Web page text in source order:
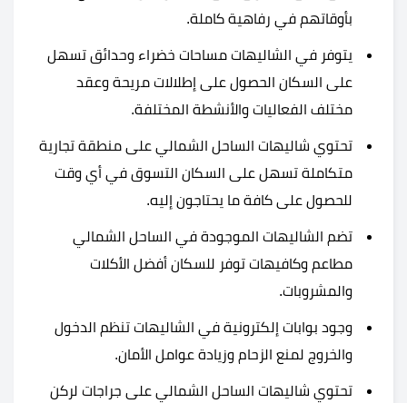
بأوقاتهم في رفاهية كاملة.
يتوفر في الشاليهات مساحات خضراء وحدائق تسهل
على السكان الحصول على إطلالات مريحة وعقد
مختلف الفعاليات والأنشطة المختلفة.
تحتوي شاليهات الساحل الشمالي على منطقة تجارية
متكاملة تسهل على السكان التسوق في أي وقت
للحصول على كافة ما يحتاجون إليه.
تضم الشاليهات الموجودة في الساحل الشمالي
مطاعم وكافيهات توفر للسكان أفضل الأكلات
والمشروبات.
وجود بوابات إلكترونية في الشاليهات تنظم الدخول
والخروج لمنع الزحام وزيادة عوامل الأمان.
تحتوي شاليهات الساحل الشمالي على جراجات لركن